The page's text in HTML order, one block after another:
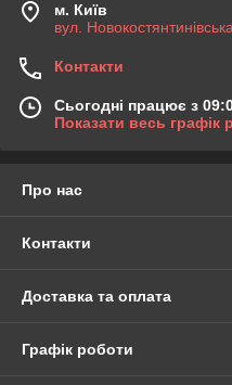
м. Київ
вул.
Контакти
Сьогодні працює з
Показати весь графік
Про нас
Контакти
Доставка та оплата
Графік роботи